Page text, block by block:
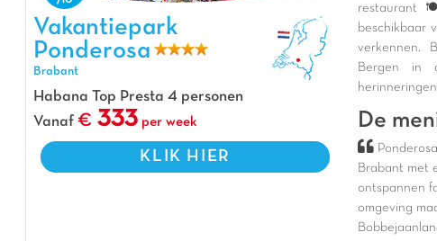
Vakantiepark Ponderosa, Vakantiepark Brabant
Vakantiepark
Ponderosa
Brabant
Habana Top Presta 4 personen
Vanaf
333 per week
KLIK HIER
restaurant
beschikbaar
verkennen.
Bergen in
De
Brabant met
ontspannen
omgeving